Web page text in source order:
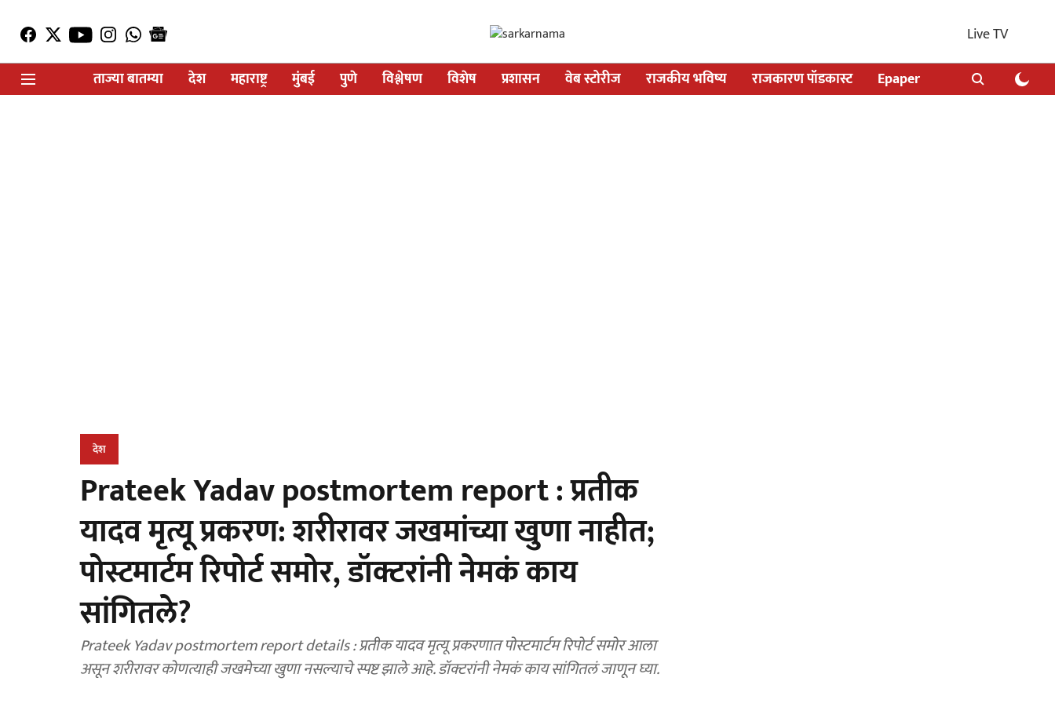
Live TV
ताज्या बातम्या
देश महाराष्ट्र मुंबई पुणे विश्लेषण विशेष प्रशासन वेब स्टोरीज राजकीय भविष्य राजकारण पॉडकास्ट Epaper
देश
Prateek Yadav postmortem report : प्रतीक
यादव मृत्यू प्रकरण: शरीरावर जखमांच्या खुणा नाहीत;
पोस्टमार्टम रिपोर्ट समोर, डॉक्टरांनी नेमकं काय
सांगितले?
Prateek Yadav postmortem report details : प्रतीक यादव मृत्यू प्रकरणात पोस्टमार्टम रिपोर्ट समोर आला
असून शरीरावर कोणत्याही जखमेच्या खुणा नसल्याचे स्पष्ट झाले आहे. डॉक्टरांनी नेमकं काय सांगितलं जाणून घ्या.